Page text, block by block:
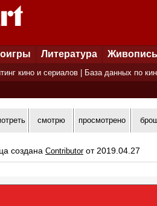
Литература Живопись
кино и сериалов База данных по
смотрю просмотрено
создана Contributorот 2019.04.27